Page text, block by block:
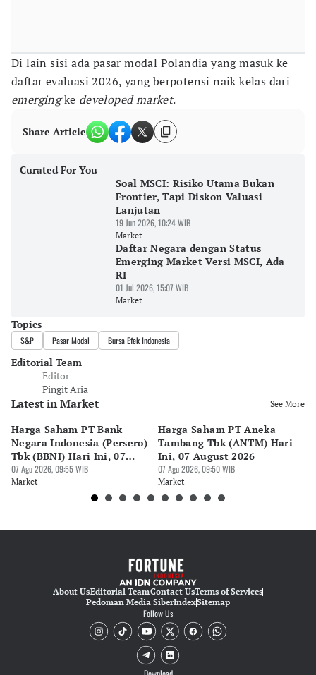
Di lain sisi ada pasar modal Polandia yang masuk ke
daftar evaluasi 2026, yang berpotensi naik kelas dari
emergingke developed market.
Share Article
Curated For You
Soal MSCI: Risiko Utama Bukan
Frontier, Tapi Diskon Valuasi
Lanjutan
19 Jun 2026, 10:24 WIB
Market
Daftar Negara dengan Status
Emerging Market Versi MSCI, Ada
RI
01 Jul 2026, 15:07 WIB
Market
Topics
S&P Pasar Modal Bursa Efek Indonesia
Editorial Team
Editor
Pingit Aria
Latest in Market See More
Harga Saham PT Bank
Negara Indonesia (Persero)
Tbk (BBNI) Hari Ini, 07
August 2026
07 Agu 2026, 09:55 WIB
Market
Harga Saham PT Aneka
Tambang Tbk (ANTM) Hari
Ini, 07 August 2026
07 Agu 2026, 09:50 WIB
Market
About UsEditorial TeamContact UsTerms of Services
Pedoman Media SiberIndexSitemap
Follow Us